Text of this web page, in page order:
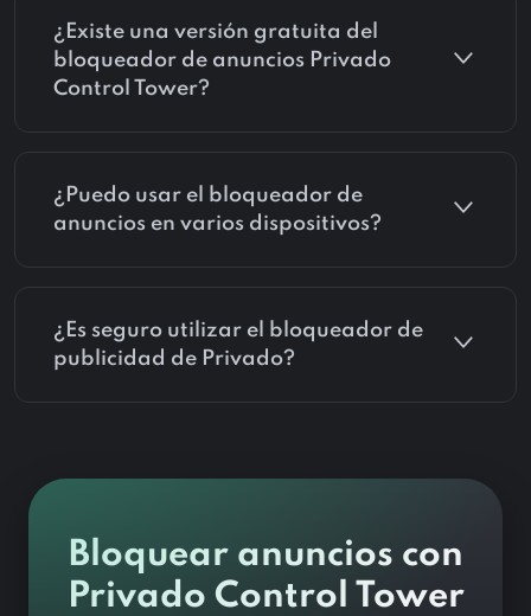
¿Existe una versión gratuita del
bloqueador de anuncios Privado
Control Tower?
¿Puedo usar el bloqueador de
anuncios en varios dispositivos?
¿Es seguro utilizar el bloqueador de
publicidad de Privado?
Bloquear anuncios con
Privado Control Tower